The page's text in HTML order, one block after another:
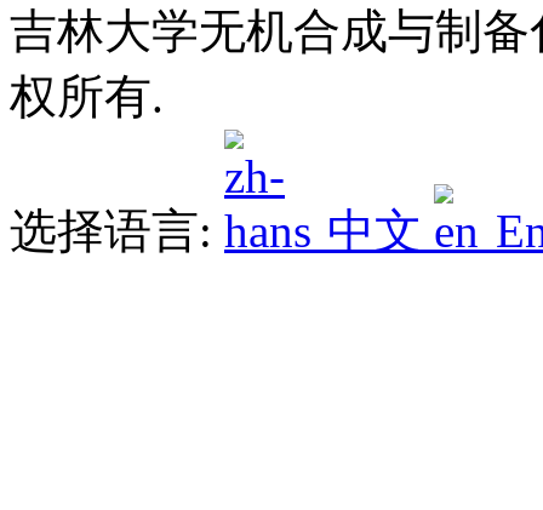
吉林大学无机合成与制
权所有.
选择语言: 中文